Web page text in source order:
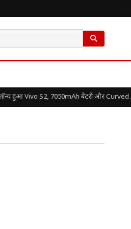
हुआ Vivo S2, 7050mAh बैटरी और Curved